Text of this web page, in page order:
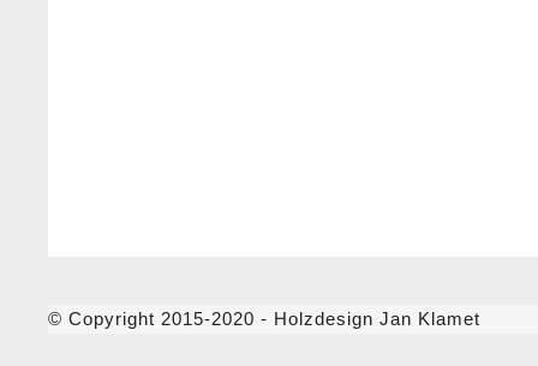
© Copyright 2015-2020 - Holzdesign Jan Klamet